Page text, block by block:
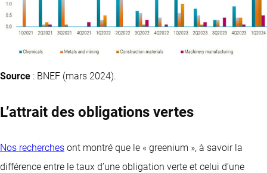
Source : BNEF (mars 2024).
L’attrait des obligations vertes
Nos recherches ont montré que le « greenium », à savoir la
différence entre le taux d’une obligation verte et celui d’une